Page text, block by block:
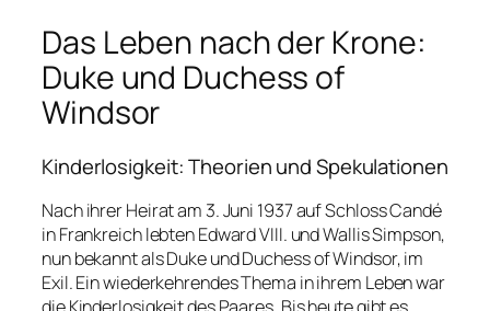
Das Leben nach der Krone:
Duke und Duchess of
Windsor
Kinderlosigkeit: Theorien und Spekulationen
Nach ihrer Heirat am 3. Juni 1937 auf Schloss Candé
in Frankreich lebten Edward VIII. und Wallis Simpson,
nun bekannt als Duke und Duchess of Windsor, im
Exil. Ein wiederkehrendes Thema in ihrem Leben war